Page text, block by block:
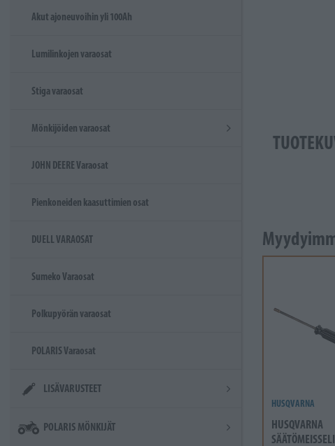
Akut ajoneuvoihin yli 100Ah
Lumilinkojen varaosat
Stiga varaosat
Mönkijöiden varaosat
JOHN DEERE Varaosat
Pienkoneiden kaasuttimien osat
DUELL VARAOSAT
Sumeko Varaosat
Polkupyörän varaosat
POLARIS Varaosat
LISÄVARUSTEET
POLARIS MÖNKIJÄT
HUSQVARNA
HUSQVARNA